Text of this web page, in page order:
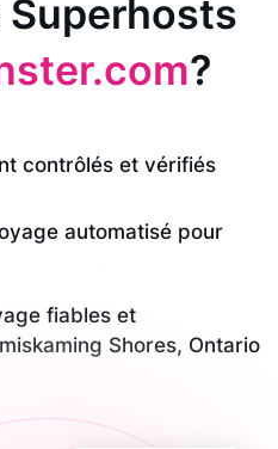
Superhosts
?
contrôlés et vérifiés
automatisé pour
fiables et
Shores, Ontario